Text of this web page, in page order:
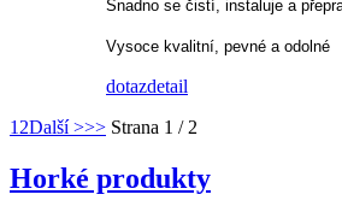
Snadno se čistí, instaluje a
Vysoce kvalitní, pevné a odolné
dotazdetail
1 2Další >>> Strana 1 / 2
Horké produkty